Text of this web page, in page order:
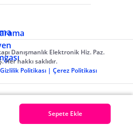
Sepete Ekle
Danışmanlık Elektronik Hiz. Paz.
Her hakkı saklıdır.
Gizlilik Politikası | Çerez Politikası